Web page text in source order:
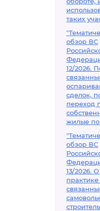
таких
обзор ВС
12/2026.
сделок,
переход
жилые
обзор ВС
13/2026.